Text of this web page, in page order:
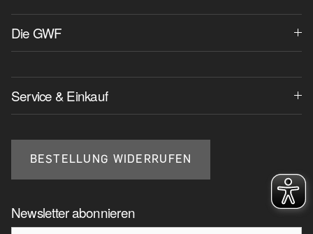
Die GWF
Service & Einkauf
BESTELLUNG WIDERRUFEN
Newsletter abonnieren